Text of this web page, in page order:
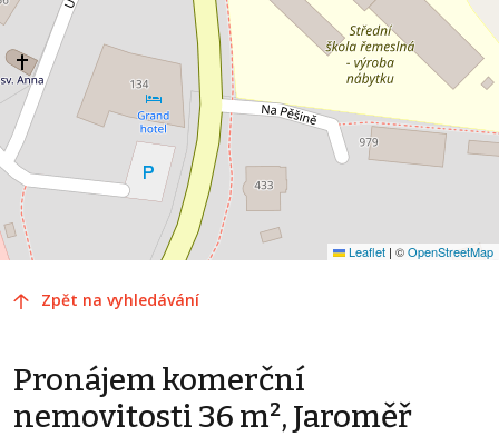
Leaflet | ©OpenStreetMap
Zpět na vyhledávání
Pronájem komerční
nemovitosti 36 m², Jaroměř